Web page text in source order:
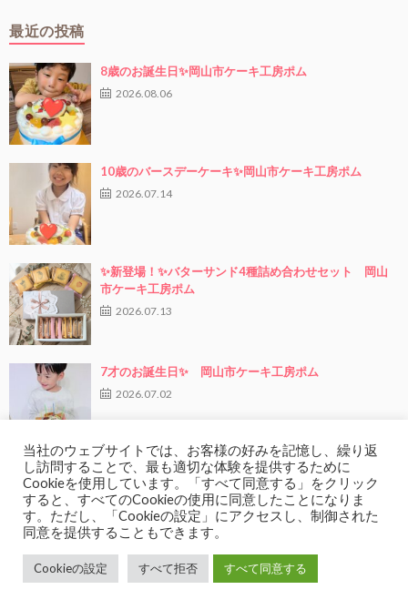
最近の投稿
8歳のお誕生日✨岡山市ケーキ工房ポム
2026.08.06
10歳のバースデーケーキ✨岡山市ケーキ工房ポム
2026.07.14
✨新登場！✨バターサンド4種詰め合わせセット 岡山
市ケーキ工房ポム
2026.07.13
7才のお誕生日✨ 岡山市ケーキ工房ポム
2026.07.02
5歳のお誕生日✨ 岡山市ケーキ工房ポム
2026.06.25
当社のウェブサイトでは、お客様の好みを記憶し、繰り返
し訪問することで、最も適切な体験を提供するために
Cookieを使用しています。「すべて同意する」をクリック
すると、すべてのCookieの使用に同意したことになりま
す。ただし、「Cookieの設定」にアクセスし、制御された
同意を提供することもできます。
Cookieの設定 すべて拒否 すべて同意する